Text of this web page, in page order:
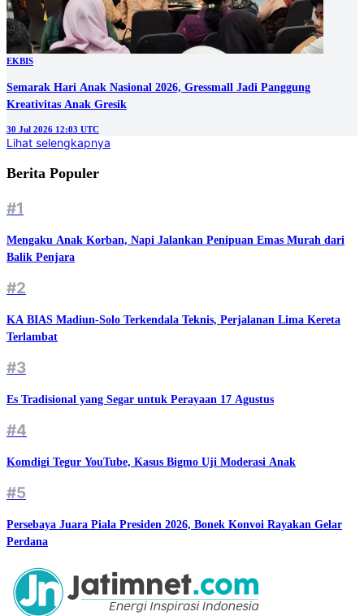
EKBIS
Semarak Hari Anak Nasional 2026, Gressmall Jadi Panggung
Kreativitas Anak Gresik
30 Jul 2026 12:03 UTC
Lihat selengkapnya
Berita Populer
#1
Mengaku Anak Korban, Napi Jalankan Penipuan Emas Murah dari
Balik Penjara
#2
KA BIAS Madiun-Solo Terkendala Teknis, Perjalanan Lima Kereta
Terlambat
#3
Es Tradisional yang Segar untuk Perayaan 17 Agustus
#4
Komdigi Tegur YouTube, Kasus Bigmo Uji Moderasi Anak
#5
Persebaya Juara Piala Presiden 2026, Bonek Konvoi Rayakan Gelar
Perdana